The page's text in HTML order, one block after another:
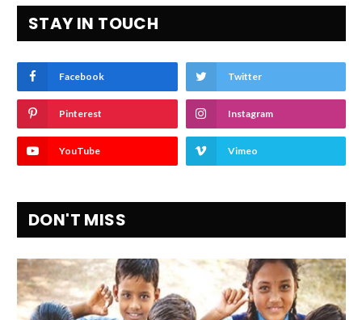
STAY IN TOUCH
Facebook Twitter
Pinterest Instagram
YouTube Vimeo
DON'T MISS